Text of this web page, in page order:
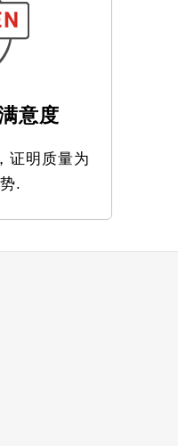
意度
证明质量为
.